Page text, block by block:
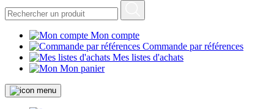
Mon compte
Commande par références
Mes listes d'achats
Mon panier